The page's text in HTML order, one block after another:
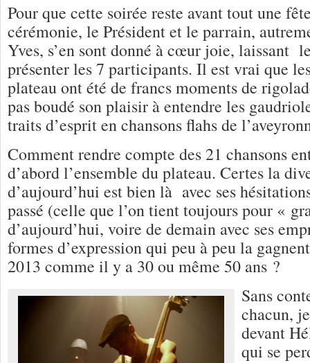
Pour que cette soirée reste avant tout une
cérémonie, le Président et le parrain,
Yves, s’en sont donné à cœur joie, laissant
présenter les 7 participants. Il est vrai que
plateau ont été de francs moments de
pas boudé son plaisir à entendre les
traits d’esprit en chansons flahs de
Comment rendre compte des 21 chansons
d’abord l’ensemble du plateau. Certes la
d’aujourd’hui est bien là avec ses
passé (celle que l’on tient toujours pour «
d’aujourd’hui, voire de demain avec ses
formes d’expression qui peu à peu la
2013 comme il y a 30 ou même 50 ans ?
Sans
chacun,
devant
qui se